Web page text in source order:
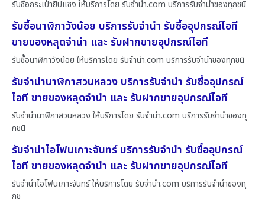
รับซื้อกระเป๋ายิปแซง ให้บริการโดย รับจํานํา.com บริการรับจำนำของทุกชนิ
รับซื้อนาฬิกาวังน้อย บริการรับจำนำ รับซื้ออุปกรณ์ไอที
ขายของหลุดจำนำ และ รับฝากขายอุปกรณ์ไอที
รับซื้อนาฬิกาวังน้อย ให้บริการโดย รับจํานํา.com บริการรับจำนำของทุกชนิ
รับจำนำนาฬิกาสวนหลวง บริการรับจำนำ รับซื้ออุปกรณ์
ไอที ขายของหลุดจำนำ และ รับฝากขายอุปกรณ์ไอที
รับจำนำนาฬิกาสวนหลวง ให้บริการโดย รับจํานํา.com บริการรับจำนำของทุ
กชนิ
รับจำนำไอโฟนเกาะจันทร์ บริการรับจำนำ รับซื้ออุปกรณ์
ไอที ขายของหลุดจำนำ และ รับฝากขายอุปกรณ์ไอที
รับจำนำไอโฟนเกาะจันทร์ ให้บริการโดย รับจํานํา.com บริการรับจำนำของทุ
กช